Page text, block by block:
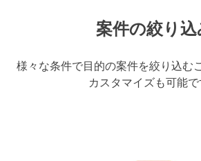
案件の絞り込
様々な条件で目的の案件を絞り込む
カスタマイズも可能で